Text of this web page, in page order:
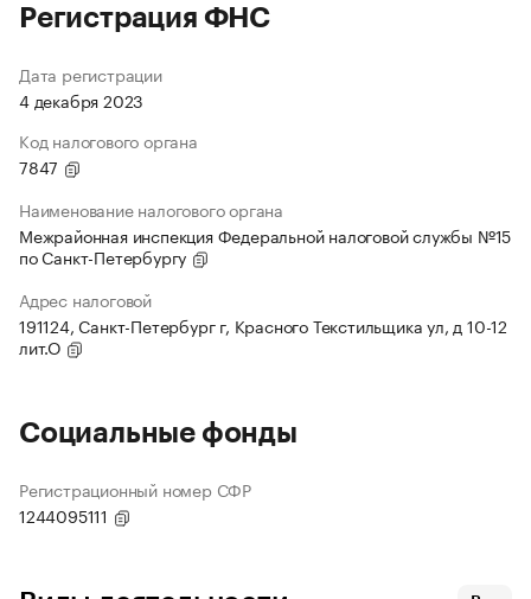
Регистрация ФНС
Дата регистрации
4 декабря 2023
Код налогового органа
7847
Наименование налогового органа
Межрайонная инспекция Федеральной налоговой службы №15
по Санкт-Петербургу
Адрес налоговой
191124, Санкт-Петербург г, Красного Текстильщика ул, д 10-12
лит.О
Социальные фонды
Регистрационный номер СФР
1244095111